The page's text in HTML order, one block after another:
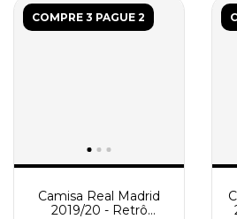
COMPRE 3 PAGUE 2
Camisa Real Madrid
2019/20 - Retrô